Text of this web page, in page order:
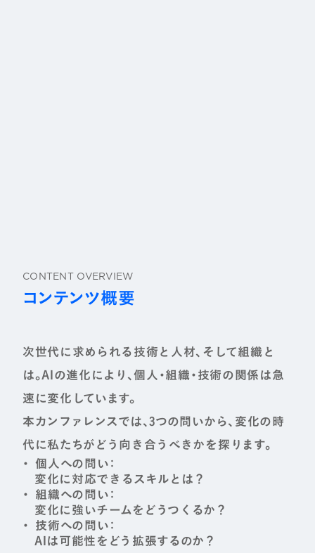
CONTENT OVERVIEW
コンテンツ概要
次世代に求められる技術と人材、そして組織と
は。AIの進化により、個人・組織・技術の関係は急
速に変化しています。
本カンファレンスでは、3つの問いから、変化の時
代に私たちがどう向き合うべきかを探ります。
個人への問い：
変化に対応できるスキルとは？
組織への問い：
変化に強いチームをどうつくるか？
技術への問い：
AIは可能性をどう拡張するのか？